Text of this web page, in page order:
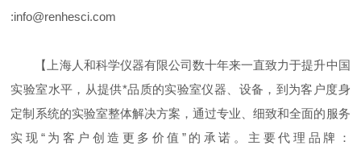
:info@renhesci.com
【上海人和科学仪器有限公司数十年来一直致力于提升中国
实验室水平，从提供*品质的实验室仪器、设备，到为客户度身
定制系统的实验室整体解决方案，通过专业、细致和全面的服务
实现 “为客户创造更多价值 ”的承诺。主要代理品牌：